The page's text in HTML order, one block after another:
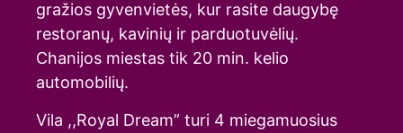
gražios gyvenvietės, kur rasite daugybę
restoranų, kavinių ir parduotuvėlių.
Chanijos miestas tik 20 min. kelio
automobilių.
Vila ,,Royal Dream” turi 4 miegamuosius